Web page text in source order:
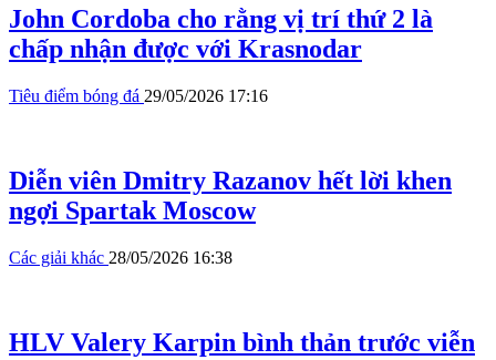
John Cordoba cho rằng vị trí thứ 2 là
chấp nhận được với Krasnodar
Tiêu điểm bóng đá 29/05/2026 17:16
Diễn viên Dmitry Razanov hết lời khen
ngợi Spartak Moscow
Các giải khác 28/05/2026 16:38
HLV Valery Karpin bình thản trước viễn